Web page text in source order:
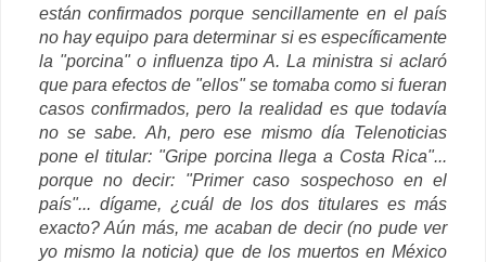
están confirmados porque sencillamente en el país
no hay equipo para determinar si es específicamente
la "porcina" o influenza tipo A. La ministra si aclaró
que para efectos de "ellos" se tomaba como si fueran
casos confirmados, pero la realidad es que todavía
no se sabe. Ah, pero ese mismo día Telenoticias
pone el titular: "Gripe porcina llega a Costa Rica"...
porque no decir: "Primer caso sospechoso en el
país"... dígame, ¿cuál de los dos titulares es más
exacto? Aún más, me acaban de decir (no pude ver
yo mismo la noticia) que de los muertos en México